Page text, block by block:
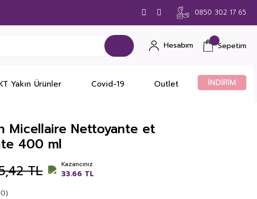
0850 302 17 65
Hesabım Sepetim
Yakın Ürünler Covid-19 Outlet İNDİRİM
Micellaire Nettoyante et
400 ml
TL Kazancınız
33.66 TL